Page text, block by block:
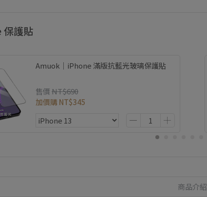
保護貼
Amuok｜iPhone 滿版抗藍光玻璃保護貼
售價NT$690
加價購 NT$345
商品介紹